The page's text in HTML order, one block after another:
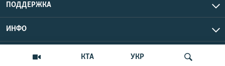
КТА УКР
ПОДДЕРЖКА
ИНФО
Copyright Крым.Реалии, 2026 | Все права защищены.
UTC+3